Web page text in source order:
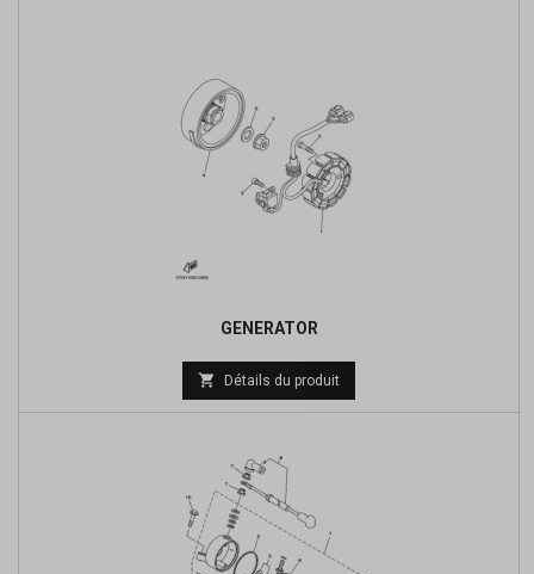
GENERATOR
Prix
de
 Détails du produit